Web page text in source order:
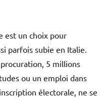
est un choix pour
parfois subie en Italie.
5 millions
ou un emploi dans
électorale, ne se